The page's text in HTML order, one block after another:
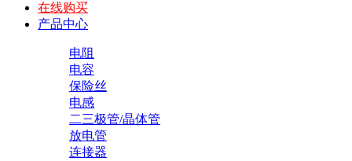
在线购买
产品中心
电阻
电容
保险丝
电感
二三极管/晶体管
放电管
连接器